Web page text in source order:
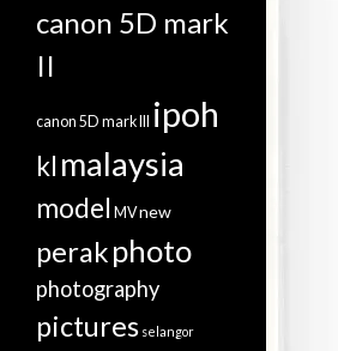
canon 5D mark
II
canon 5D mark III ipoh
kl malaysia
model MVnew
perakphoto
photography
pictures selangor